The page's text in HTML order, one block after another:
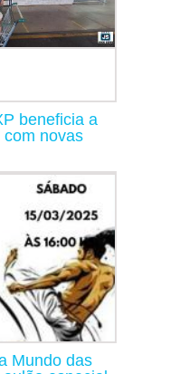
beneficia a
novas
Mundo das